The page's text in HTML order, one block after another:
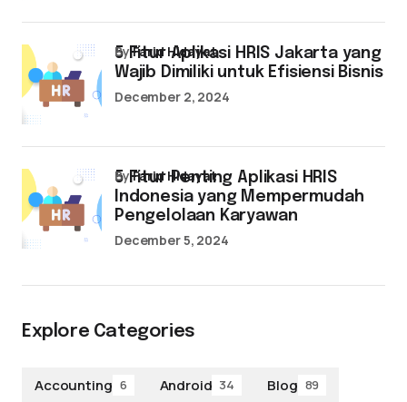
5 Fitur Aplikasi HRIS Jakarta yang
Wajib Dimiliki untuk Efisiensi Bisnis
byFarid Hidayat
December 2, 2024
5 Fitur Penting Aplikasi HRIS
Indonesia yang Mempermudah
Pengelolaan Karyawan
byFarid Hidayat
December 5, 2024
Explore Categories
Accounting 6 Android 34 Blog 89